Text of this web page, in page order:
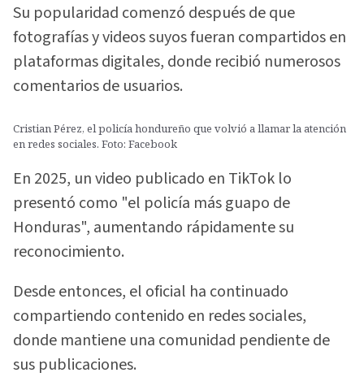
Su popularidad comenzó después de que
fotografías y videos suyos fueran compartidos en
plataformas digitales, donde recibió numerosos
comentarios de usuarios.
Cristian Pérez, el policía hondureño que volvió a llamar la atención
en redes sociales. Foto: Facebook
En 2025, un video publicado en TikTok lo
presentó como "el policía más guapo de
Honduras", aumentando rápidamente su
reconocimiento.
Desde entonces, el oficial ha continuado
compartiendo contenido en redes sociales,
donde mantiene una comunidad pendiente de
sus publicaciones.